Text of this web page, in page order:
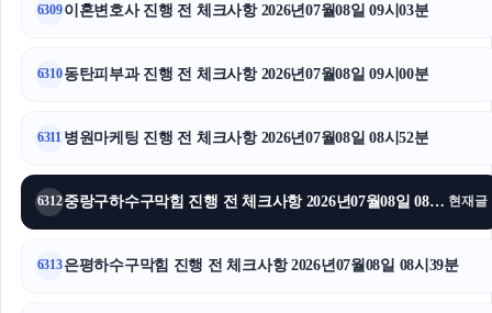
네이버 검색광고
6309이혼변호사 진행 전 체크사항 2026년07월08일 09시03분
6310동탄피부과 진행 전 체크사항 2026년07월08일 09시00분
6311 병원마케팅 진행 전 체크사항 2026년07월08일 08시52분
6312 중랑구하수구막힘 진행 전 체크사항 2026년07월08일 08시45분 현재글
6313은평하수구막힘 진행 전 체크사항 2026년07월08일 08시39분